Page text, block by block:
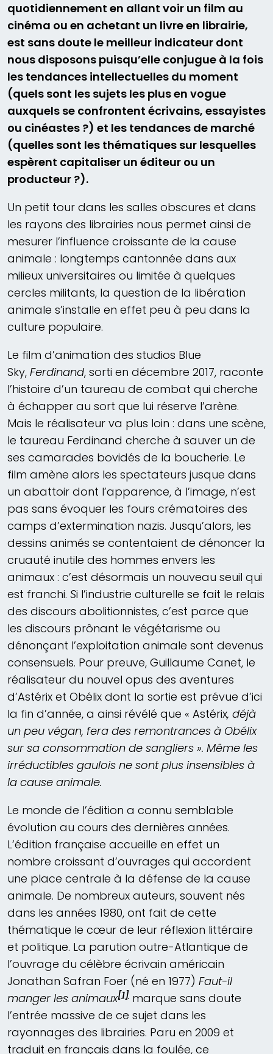
quotidiennement en allant voir un film au
cinéma ou en achetant un livre en librairie,
est sans doute le meilleur indicateur dont
nous disposons puisqu’elle conjugue à la fois
les tendances intellectuelles du moment
(quels sont les sujets les plus en vogue
auxquels se confrontent écrivains, essayistes
ou cinéastes ?) et les tendances de marché
(quelles sont les thématiques sur lesquelles
espèrent capitaliser un éditeur ou un
producteur ?).
Un petit tour dans les salles obscures et dans
les rayons des librairies nous permet ainsi de
mesurer l’influence croissante de la cause
animale : longtemps cantonnée dans aux
milieux universitaires ou limitée à quelques
cercles militants, la question de la libération
animale s’installe en effet peu à peu dans la
culture populaire.
Le film d’animation des studios Blue
Sky, Ferdinand, sorti en décembre 2017, raconte
l’histoire d’un taureau de combat qui cherche
à échapper au sort que lui réserve l’arène.
Mais le réalisateur va plus loin : dans une scène,
le taureau Ferdinand cherche à sauver un de
ses camarades bovidés de la boucherie. Le
film amène alors les spectateurs jusque dans
un abattoir dont l’apparence, à l’image, n’est
pas sans évoquer les fours crématoires des
camps d’extermination nazis. Jusqu’alors, les
dessins animés se contentaient de dénoncer la
cruauté inutile des hommes envers les
animaux : c’est désormais un nouveau seuil qui
est franchi. Si l’industrie culturelle se fait le relais
des discours abolitionnistes, c’est parce que
les discours prônant le végétarisme ou
dénonçant l’exploitation animale sont devenus
consensuels. Pour preuve, Guillaume Canet, le
réalisateur du nouvel opus des aventures
d’Astérix et Obélix dont la sortie est prévue d’ici
la fin d’année, a ainsi révélé que « Astérix, déjà
un peu végan, fera des remontrances à Obélix
sur sa consommation de sangliers ». Même les
irréductibles gaulois ne sont plus insensibles à
la cause animale.
Le monde de l’édition a connu semblable
évolution au cours des dernières années.
L’édition française accueille en effet un
nombre croissant d’ouvrages qui accordent
une place centrale à la défense de la cause
animale. De nombreux auteurs, souvent nés
dans les années 1980, ont fait de cette
thématique le cœur de leur réflexion littéraire
et politique. La parution outre-Atlantique de
l’ouvrage du célèbre écrivain américain
Jonathan Safran Foer (né en 1977) Faut-il
manger les animaux[1] marque sans doute
l’entrée massive de ce sujet dans les
rayonnages des librairies. Paru en 2009 et
traduit en français dans la foulée, ce